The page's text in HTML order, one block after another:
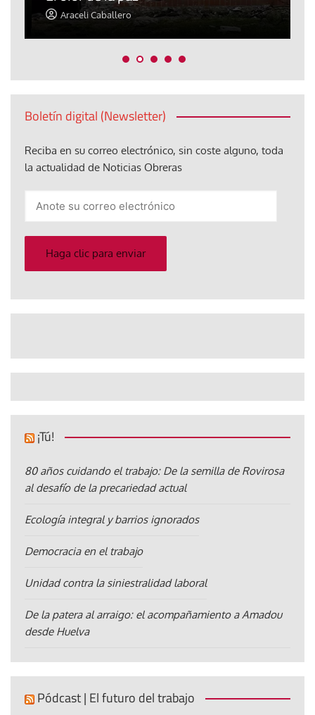
Araceli Caballero
Boletín digital (Newsletter)
Reciba en su correo electrónico, sin coste alguno, toda
la actualidad de Noticias Obreras
electrónico
Haga clic para enviar
¡Tú!
80 años cuidando el trabajo: De la semilla de Rovirosa
al desafío de la precariedad actual
Ecología integral y barrios ignorados
Democracia en el trabajo
Unidad contra la siniestralidad laboral
De la patera al arraigo: el acompañamiento a Amadou
desde Huelva
Pódcast | El futuro del trabajo